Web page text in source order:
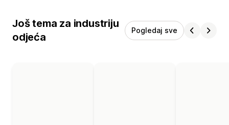
Još tema za industriju
odjeća
Pogledaj sve